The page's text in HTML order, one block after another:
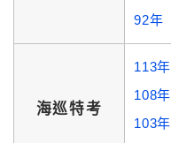
92年
海巡特考
113年
108年
103年